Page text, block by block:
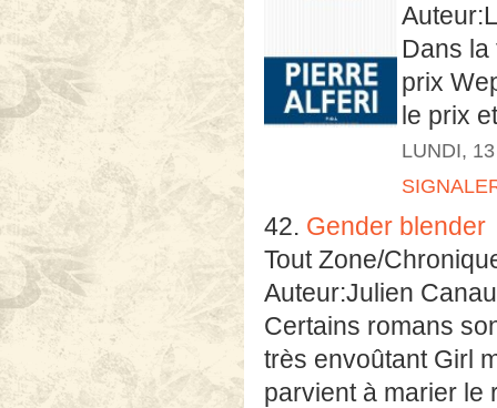
Dans
prix
le prix
LUNDI,
42. Gender blender
Tout Zone/
Auteur:Julien
Certains romans
très envoûtant Girl
parvient à marier le